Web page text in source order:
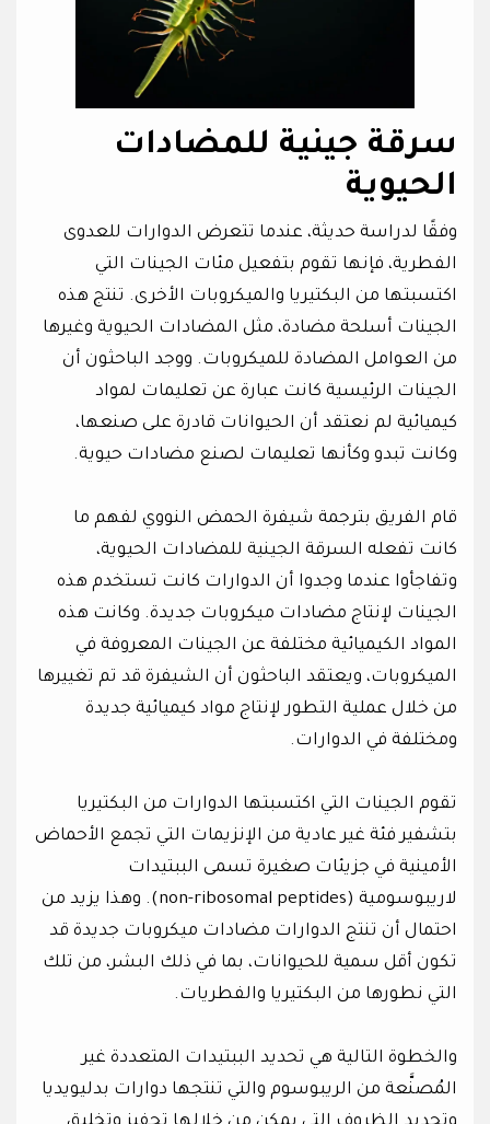
سرقة جينية للمضادات
الحيوية
وفقًا لدراسة حديثة، عندما تتعرض الدوارات للعدوى
الفطرية، فإنها تقوم بتفعيل مئات الجينات التي
اكتسبتها من البكتيريا والميكروبات الأخرى. تنتج هذه
الجينات أسلحة مضادة، مثل المضادات الحيوية وغيرها
من العوامل المضادة للميكروبات. ووجد الباحثون أن
الجينات الرئيسية كانت عبارة عن تعليمات لمواد
كيميائية لم نعتقد أن الحيوانات قادرة على صنعها،
وكانت تبدو وكأنها تعليمات لصنع مضادات حيوية.
قام الفريق بترجمة شيفرة الحمض النووي لفهم ما
كانت تفعله السرقة الجينية للمضادات الحيوية،
وتفاجأوا عندما وجدوا أن الدوارات كانت تستخدم هذه
الجينات لإنتاج مضادات ميكروبات جديدة. وكانت هذه
المواد الكيميائية مختلفة عن الجينات المعروفة في
الميكروبات، ويعتقد الباحثون أن الشيفرة قد تم تغييرها
من خلال عملية التطور لإنتاج مواد كيميائية جديدة
ومختلفة في الدوارات.
تقوم الجينات التي اكتسبتها الدوارات من البكتيريا
بتشفير فئة غير عادية من الإنزيمات التي تجمع الأحماض
الأمينية في جزيئات صغيرة تسمى الببتيدات
لاريبوسومية (non-ribosomal peptides). وهذا يزيد من
احتمال أن تنتج الدوارات مضادات ميكروبات جديدة قد
تكون أقل سمية للحيوانات، بما في ذلك البشر، من تلك
التي نطورها من البكتيريا والفطريات.
والخطوة التالية هي تحديد الببتيدات المتعددة غير
المُصنَّعة من الريبوسوم والتي تنتجها دوارات بدليويديا